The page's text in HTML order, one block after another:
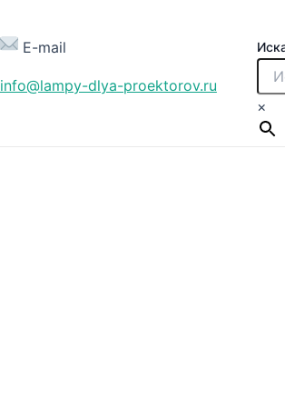
E-mail
info@lampy-dlya-proektorov.ru
×